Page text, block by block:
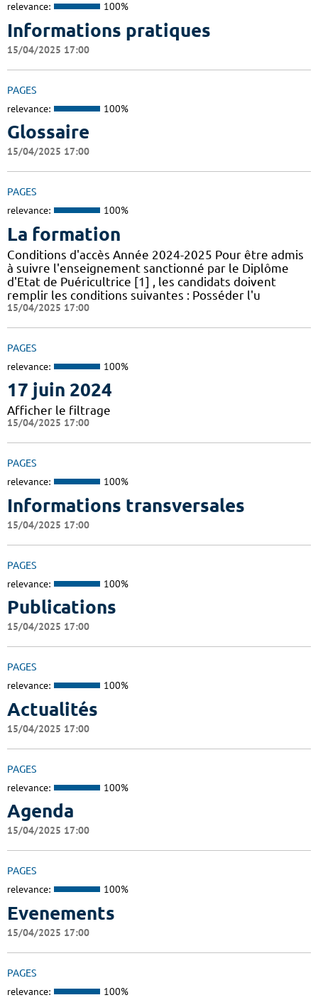
relevance: 100%
Informations pratiques
15/04/2025 17:00
PAGES
relevance: 100%
Glossaire
15/04/2025 17:00
PAGES
relevance: 100%
La formation
Conditions d'accès Année 2024-2025 Pour être admis
à suivre l'enseignement sanctionné par le Diplôme
d'Etat de Puéricultrice [1] , les candidats doivent
remplir les conditions suivantes : Posséder l'u
15/04/2025 17:00
PAGES
relevance: 100%
17 juin 2024
Afficher le filtrage
15/04/2025 17:00
PAGES
relevance: 100%
Informations transversales
15/04/2025 17:00
PAGES
relevance: 100%
Publications
15/04/2025 17:00
PAGES
relevance: 100%
Actualités
15/04/2025 17:00
PAGES
relevance: 100%
Agenda
15/04/2025 17:00
PAGES
relevance: 100%
Evenements
15/04/2025 17:00
PAGES
relevance: 100%